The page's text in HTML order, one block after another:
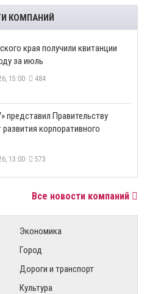
КОМПАНИЙ
края получили квитанции
за июль
15:00 484
представил Правительству
корпоративного
13:00 573
Все новости компаний
Экономика
Город
Дороги и транспорт
Культура